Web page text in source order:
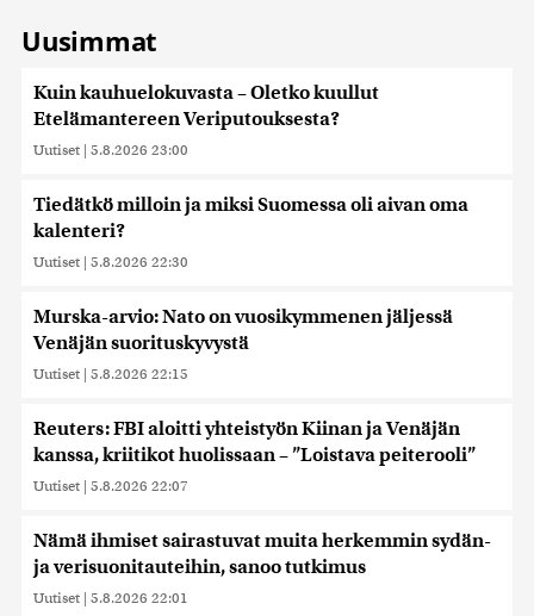
Uusimmat
Kuin kauhuelokuvasta – Oletko kuullut
Etelämantereen Veriputouksesta?
Uutiset | 5.8.2026 23:00
Tiedätkö milloin ja miksi Suomessa oli aivan oma
kalenteri?
Uutiset | 5.8.2026 22:30
Murska-arvio: Nato on vuosikymmenen jäljessä
Venäjän suorituskyvystä
Uutiset | 5.8.2026 22:15
Reuters: FBI aloitti yhteistyön Kiinan ja Venäjän
kanssa, kriitikot huolissaan – ”Loistava peiterooli”
Uutiset | 5.8.2026 22:07
Nämä ihmiset sairastuvat muita herkemmin sydän-
ja verisuonitauteihin, sanoo tutkimus
Uutiset | 5.8.2026 22:01